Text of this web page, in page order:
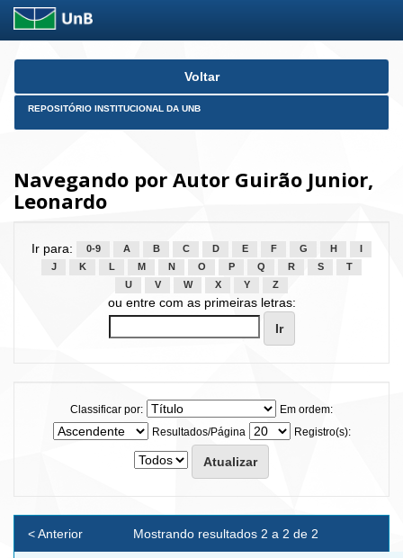
Skip
Voltar
REPOSITÓRIO INSTITUCIONAL DA UNB
Navegando por Autor Guirão Junior,
Leonardo
Ir para: 0-9 A B C D E F G H
J
K L M N O P Q R S
T
U
V W X Y Z
ou entre com as primeiras letras:
Classificar por:
Em ordem:
Resultados/Página
Registro(s):
Mostrando resultados 2 a 2 de 2
< Anterior